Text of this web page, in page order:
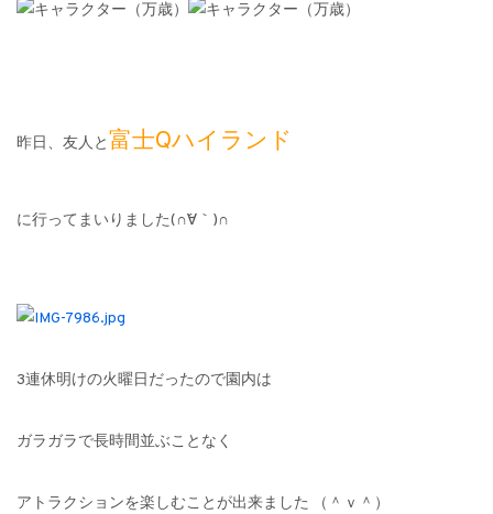
昨日、友人と富士Qハイランド
に行ってまいりました(∩´∀｀)∩
3連休明けの火曜日だったので園内は
ガラガラで長時間並ぶことなく
アトラクションを楽しむことが出来ました （＾ｖ＾）